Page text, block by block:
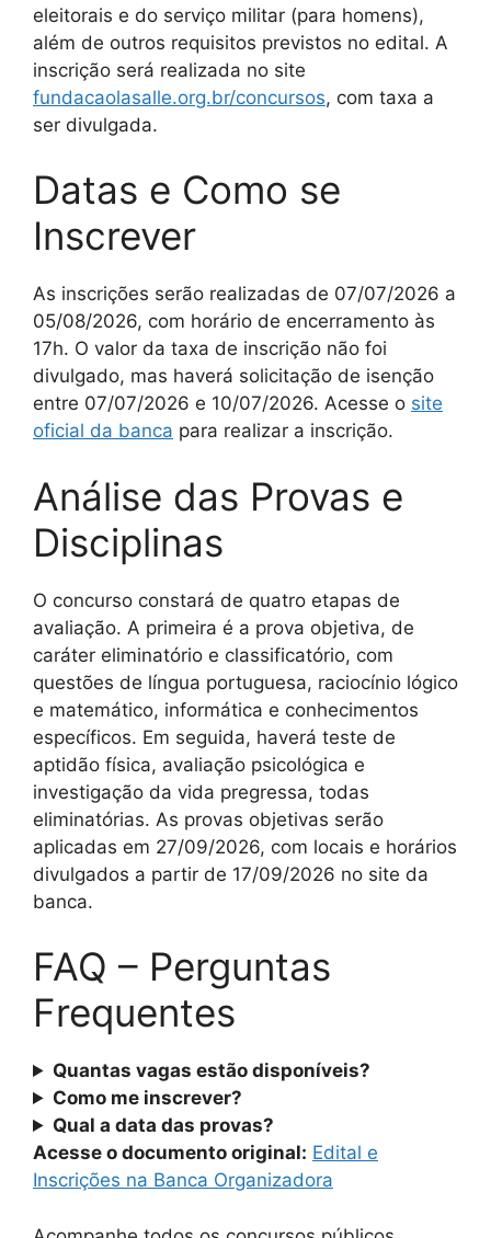
eleitorais e do serviço militar (para homens),
além de outros requisitos previstos no edital. A
inscrição será realizada no site
fundacaolasalle.org.br/concursos, com taxa a
ser divulgada.
Datas e Como se
Inscrever
As inscrições serão realizadas de 07/07/2026 a
05/08/2026, com horário de encerramento às
17h. O valor da taxa de inscrição não foi
divulgado, mas haverá solicitação de isenção
entre 07/07/2026 e 10/07/2026. Acesse o site
oficial da banca para realizar a inscrição.
Análise das Provas e
Disciplinas
O concurso constará de quatro etapas de
avaliação. A primeira é a prova objetiva, de
caráter eliminatório e classificatório, com
questões de língua portuguesa, raciocínio lógico
e matemático, informática e conhecimentos
específicos. Em seguida, haverá teste de
aptidão física, avaliação psicológica e
investigação da vida pregressa, todas
eliminatórias. As provas objetivas serão
aplicadas em 27/09/2026, com locais e horários
divulgados a partir de 17/09/2026 no site da
banca.
FAQ – Perguntas
Frequentes
Quantas vagas estão disponíveis?
Como me inscrever?
Qual a data das provas?
Acesse o documento original: Edital e
Inscrições na Banca Organizadora